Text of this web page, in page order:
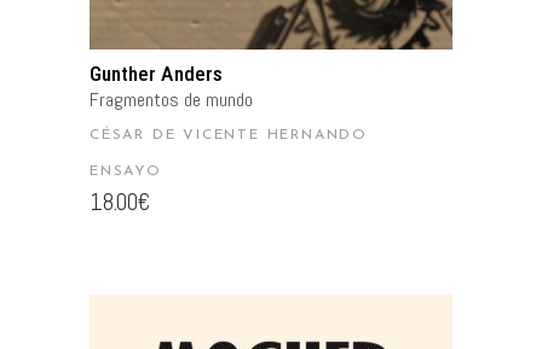
Gunther Anders
Fragmentos de mundo
CÉSAR DE VICENTE HERNANDO
ENSAYO
18.00€